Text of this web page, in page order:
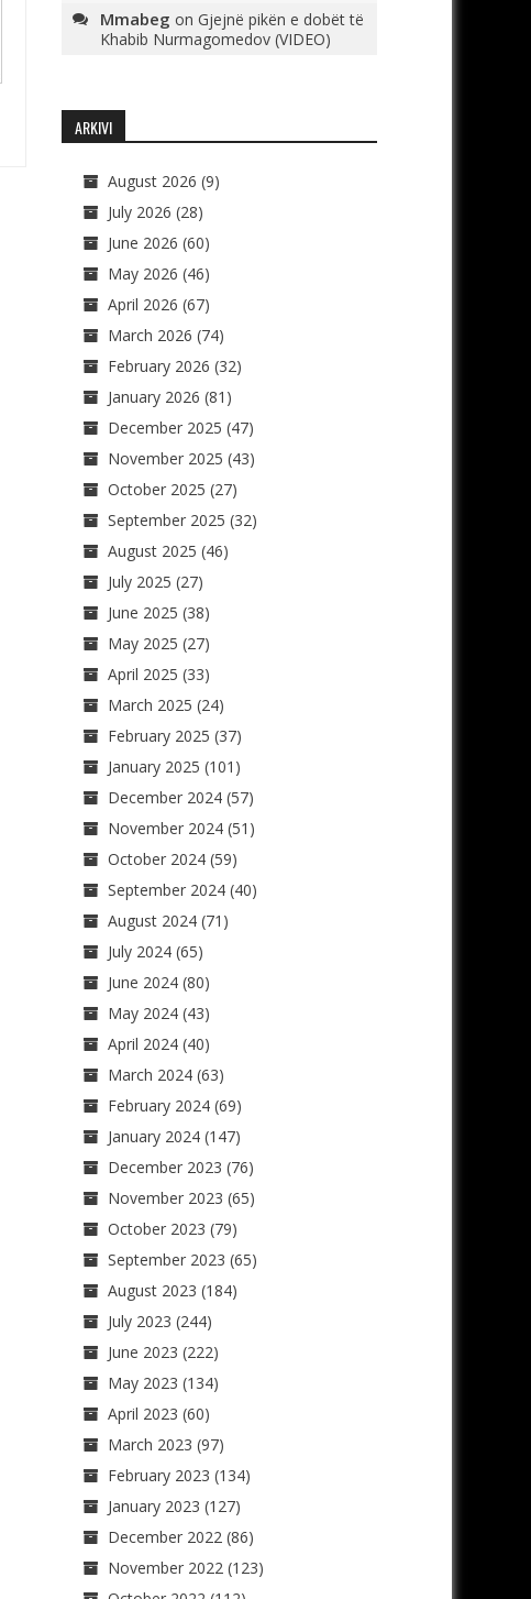
Mmabeg on Gjejnë pikën e dobët të
Khabib Nurmagomedov (VIDEO)
ARKIVI
August 2026 (9)
July 2026 (28)
June 2026 (60)
May 2026 (46)
April 2026 (67)
March 2026 (74)
February 2026 (32)
January 2026 (81)
December 2025 (47)
November 2025 (43)
October 2025 (27)
September 2025 (32)
August 2025 (46)
July 2025 (27)
June 2025 (38)
May 2025 (27)
April 2025 (33)
March 2025 (24)
February 2025 (37)
January 2025 (101)
December 2024(57)
November 2024(51)
October 2024(59)
September 2024(40)
August 2024(71)
July 2024(65)
June 2024(80)
May 2024(43)
April 2024(40)
March 2024(63)
February 2024(69)
January 2024(147)
December 2023 (76)
November 2023 (65)
October 2023 (79)
September 2023 (65)
August 2023 (184)
July 2023 (244)
June 2023 (222)
May 2023 (134)
April 2023 (60)
March 2023 (97)
February 2023 (134)
January 2023 (127)
December 2022(86)
November 2022(123)